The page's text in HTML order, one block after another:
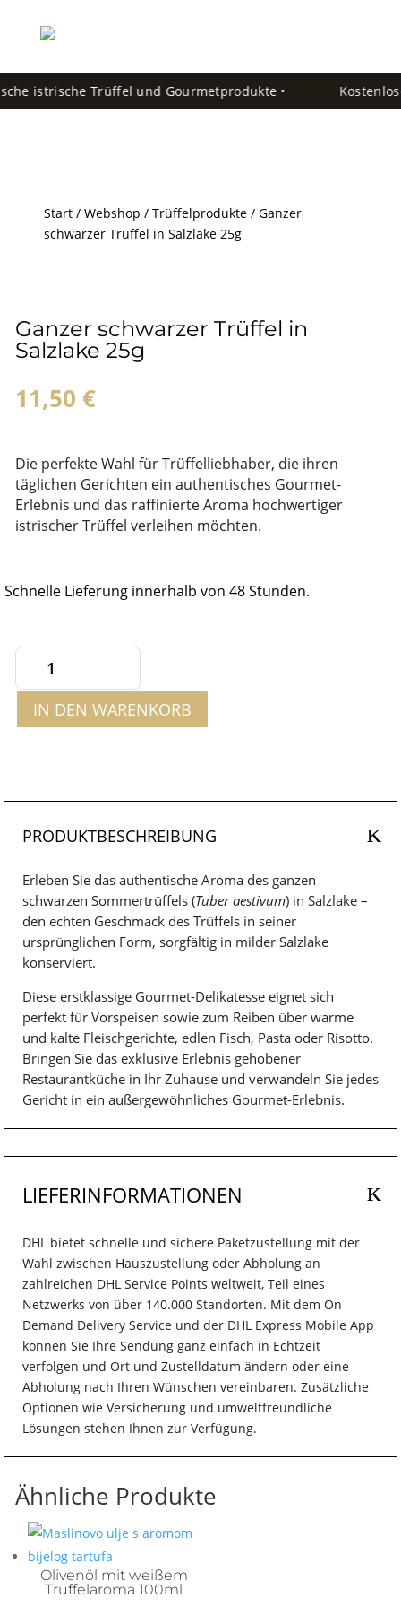
istrische Trüffel und Gourmetprodukte •
Start/ Webshop / Trüffelprodukte/ Ganzer
schwarzer Trüffel in Salzlake 25g
Ganzer schwarzer Trüffel in
Salzlake 25g
11,50 €
Die perfekte Wahl für Trüffelliebhaber, die ihren
täglichen Gerichten ein authentisches Gourmet-
Erlebnis und das raffinierte Aroma hochwertiger
istrischer Trüffel verleihen möchten.
Schnelle Lieferung innerhalb von 48 Stunden.
Ganzer
schwarzer
Trüffel
Menge
IN DEN WARENKORB
PRODUKTBESCHREIBUNG
Erleben Sie das authentische Aroma des ganzen
schwarzen Sommertrüffels (Tuber aestivum) in Salzlake –
den echten Geschmack des Trüffels in seiner
ursprünglichen Form, sorgfältig in milder Salzlake
konserviert.
Diese erstklassige Gourmet-Delikatesse eignet sich
perfekt für Vorspeisen sowie zum Reiben über warme
und kalte Fleischgerichte, edlen Fisch, Pasta oder Risotto.
Bringen Sie das exklusive Erlebnis gehobener
Restaurantküche in Ihr Zuhause und verwandeln Sie jedes
Gericht in ein außergewöhnliches Gourmet-Erlebnis.
LIEFERINFORMATIONEN
DHL bietet schnelle und sichere Paketzustellung mit der
Wahl zwischen Hauszustellung oder Abholung an
zahlreichen DHL Service Points weltweit, Teil eines
Netzwerks von über 140.000 Standorten. Mit dem On
Demand Delivery Service und der DHL Express Mobile App
können Sie Ihre Sendung ganz einfach in Echtzeit
verfolgen und Ort und Zustelldatum ändern oder eine
Abholung nach Ihren Wünschen vereinbaren. Zusätzliche
Optionen wie Versicherung und umweltfreundliche
Lösungen stehen Ihnen zur Verfügung.
Ähnliche Produkte
Olivenöl mit weißem
Trüffelaroma 100ml